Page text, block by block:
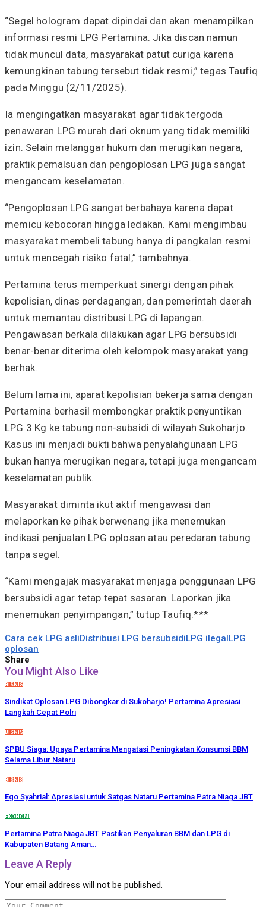
“Segel hologram dapat dipindai dan akan menampilkan
informasi resmi LPG Pertamina. Jika discan namun
tidak muncul data, masyarakat patut curiga karena
kemungkinan tabung tersebut tidak resmi,” tegas Taufiq
pada Minggu (2/11/2025).
Ia mengingatkan masyarakat agar tidak tergoda
penawaran LPG murah dari oknum yang tidak memiliki
izin. Selain melanggar hukum dan merugikan negara,
praktik pemalsuan dan pengoplosan LPG juga sangat
mengancam keselamatan.
“Pengoplosan LPG sangat berbahaya karena dapat
memicu kebocoran hingga ledakan. Kami mengimbau
masyarakat membeli tabung hanya di pangkalan resmi
untuk mencegah risiko fatal,” tambahnya.
Pertamina terus memperkuat sinergi dengan pihak
kepolisian, dinas perdagangan, dan pemerintah daerah
untuk memantau distribusi LPG di lapangan.
Pengawasan berkala dilakukan agar LPG bersubsidi
benar-benar diterima oleh kelompok masyarakat yang
berhak.
Belum lama ini, aparat kepolisian bekerja sama dengan
Pertamina berhasil membongkar praktik penyuntikan
LPG 3 Kg ke tabung non-subsidi di wilayah Sukoharjo.
Kasus ini menjadi bukti bahwa penyalahgunaan LPG
bukan hanya merugikan negara, tetapi juga mengancam
keselamatan publik.
Masyarakat diminta ikut aktif mengawasi dan
melaporkan ke pihak berwenang jika menemukan
indikasi penjualan LPG oplosan atau peredaran tabung
tanpa segel.
“Kami mengajak masyarakat menjaga penggunaan LPG
bersubsidi agar tetap tepat sasaran. Laporkan jika
menemukan penyimpangan,” tutup Taufiq.***
Cara cek LPG asliDistribusi LPG bersubsidiLPG ilegalLPG
oplosan
Share
You Might Also Like
BISNIS
Sindikat Oplosan LPG Dibongkar di Sukoharjo! Pertamina Apresiasi
Langkah Cepat Polri
BISNIS
SPBU Siaga: Upaya Pertamina Mengatasi Peningkatan Konsumsi BBM
Selama Libur Nataru
BISNIS
Ego Syahrial: Apresiasi untuk Satgas Nataru Pertamina Patra Niaga JBT
EKONOMI
Pertamina Patra Niaga JBT Pastikan Penyaluran BBM dan LPG di
Kabupaten Batang Aman…
Leave A Reply
Your email address will not be published.